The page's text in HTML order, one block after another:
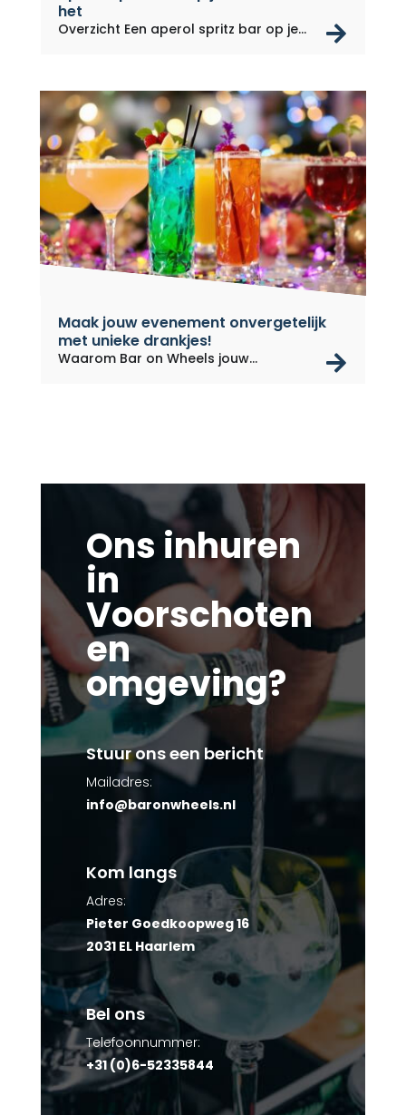
het
Overzicht Een aperol spritz bar op je...
Maak jouw evenement onvergetelijk
met unieke drankjes!
Waarom Bar on Wheels jouw
Ons inhuren
in
Voorschoten
en
omgeving?
Stuur ons een bericht
Mailadres:
info@baronwheels.nl
Kom langs
Adres:
Pieter Goedkoopweg 16
2031 EL Haarlem
Bel ons
Telefoonnummer:
+31 (0)6-52335844